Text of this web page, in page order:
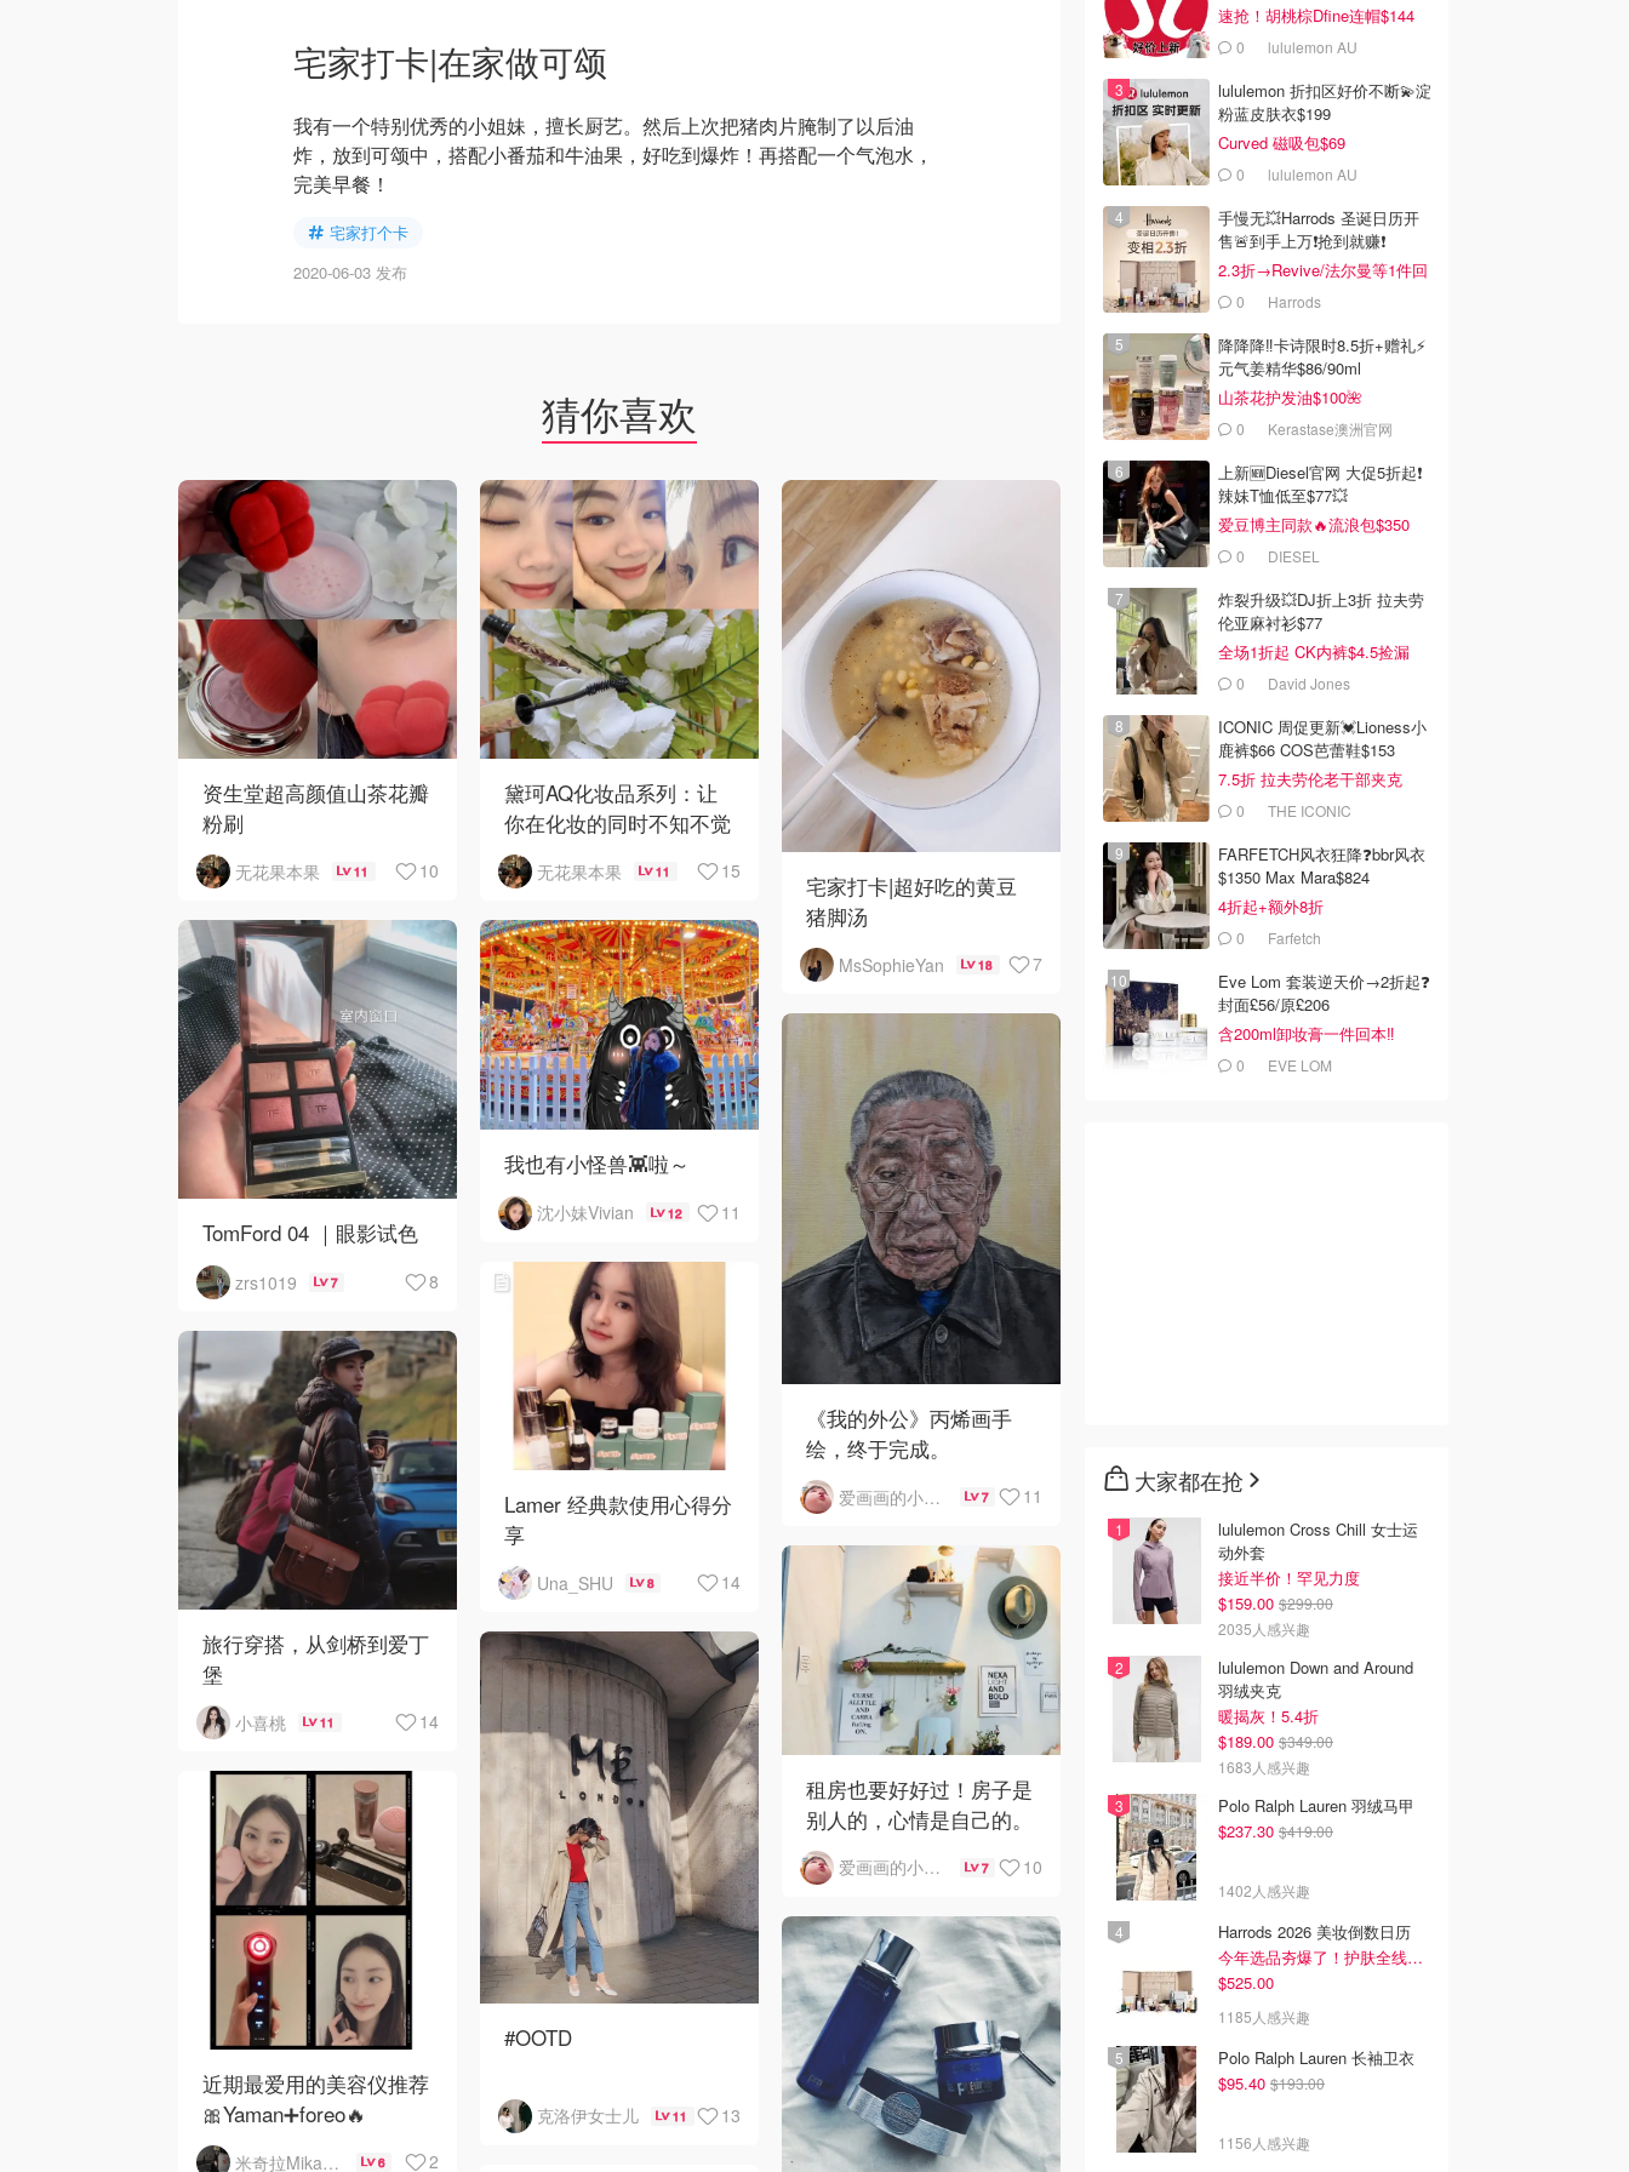
宅家打卡|在家做可颂
我有一个特别优秀的小姐妹，擅长厨艺。然后上次把猪肉片腌制了以后油
炸，放到可颂中，搭配小番茄和牛油果，好吃到爆炸！再搭配一个气泡水，
完美早餐！
宅家打个卡
2020-06-03 发布
猜你喜欢
资生堂超高颜值山茶花瓣
粉刷
无花果本果 11 10
黛珂AQ化妆品系列：让
你在化妆的同时不知不觉
护肤
无花果本果 11 15
宅家打卡|超好吃的黄豆
猪脚汤
MsSophieYan 18 7
TomFord 04 ｜眼影试色
zrs1019 7 8
我也有小怪兽👾啦～
沈小妹Vivian 12 11
《我的外公》丙烯画手
绘，终于完成。
爱画画的小兔肖恩 7 11
Lamer 经典款使用心得分
享
Una_SHU 8 14
旅行穿搭，从剑桥到爱丁
堡
小喜桃 11 14
租房也要好好过！房子是
别人的，心情是自己的。
爱画画的小兔肖恩 7 10
#OOTD
红色毛衣Everlane 0
牛仔裤Levis 26
克洛伊女士儿 11 13
近期最爱用的美容仪推荐
🎀Yaman➕foreo🔥
米奇拉Mikaela 6 2
速抢！胡桃棕Dfine连帽$144
0 lululemon AU
lululemon 折扣区好价不断💫淀
粉蓝皮肤衣$199
Curved 磁吸包$69
0 lululemon AU
手慢无💥Harrods 圣诞日历开
售🚨到手上万❗️抢到就赚❗️
2.3折→Revive/法尔曼等1件回
本！0 Harrods
降降降‼️卡诗限时8.5折+赠礼⚡
元气姜精华$86/90ml
山茶花护发油$100🌺
0 Kerastase澳洲官网
上新🆕Diesel官网 大促5折起❗️
辣妹T恤低至$77💥
爱豆博主同款🔥流浪包$350
0 DIESEL
炸裂升级💥DJ折上3折 拉夫劳
伦亚麻衬衫$77
全场1折起 CK内裤$4.5捡漏
0 David Jones
ICONIC 周促更新💓Lioness小
鹿裤$66 COS芭蕾鞋$153
7.5折 拉夫劳伦老干部夹克
$4190 THE ICONIC
FARFETCH风衣狂降❓bbr风衣
$1350 Max Mara$824
4折起+额外8折
0 Farfetch
Eve Lom 套装逆天价→2折起❓
封面£56/原£206
含200ml卸妆膏一件回本‼️
0 EVE LOM
大家都在抢
lululemon Cross Chill 女士运
动外套
接近半价！罕见力度
$159.00 $299.00
2035人感兴趣
lululemon Down and Around
羽绒夹克
暖揭灰！5.4折
$189.00 $349.00
1683人感兴趣
Polo Ralph Lauren 羽绒马甲
$237.30 $419.00
1402人感兴趣
Harrods 2026 美妆倒数日历
今年选品夯爆了！护肤全线都很绝
$525.00
1185人感兴趣
Polo Ralph Lauren 长袖卫衣
$95.40 $193.00
1156人感兴趣